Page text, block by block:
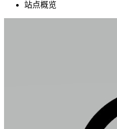
站点概览